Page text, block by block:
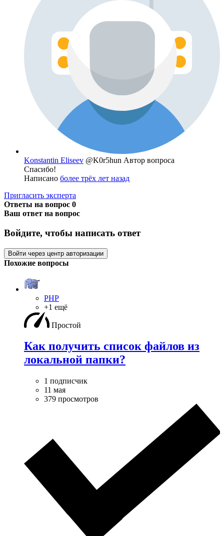
Konstantin Eliseev @K0r5hun Автор вопроса
Спасибо!
Написано более трёх лет назад
Пригласить эксперта
Ответы на вопрос 0
Ваш ответ на вопрос
Войдите, чтобы написать ответ
Войти через центр авторизации
Похожие вопросы
PHP
+1 ещё
Простой
Как получить список файлов из
локальной папки?
1 подписчик
11 мая
379 просмотров